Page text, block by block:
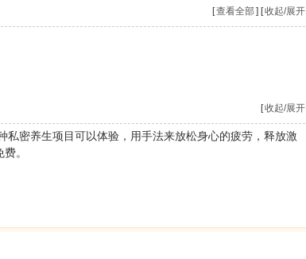
[查看全部] [收起/展开
[收起/展开
私密养生项目可以体验，用手法来放松身心的疲劳， 释放激
。